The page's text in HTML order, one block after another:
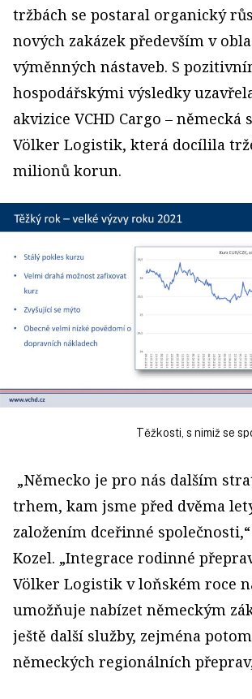
tržbách se postaral organický
nových zakázek především v
výměnných nástaveb. S
hospodářskými výsledky
akvizice VCHD Cargo – německá
Völker Logistik, která docílila
milionů korun.
Těžkosti, s nimiž se
„Německo je pro nás dalším
trhem, kam jsme před dvěma
založením dceřinné
Kozel. „Integrace rodinné
Völker Logistik v loňském roce
umožňuje nabízet německým
ještě další služby, zejména
německých regionálních